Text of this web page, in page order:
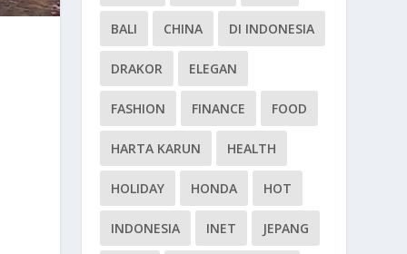
BALI CHINA DI INDONESIA
DRAKOR ELEGAN
FASHION FINANCE FOOD
HARTA KARUN HEALTH
HOLIDAY HONDA HOT
INDONESIA INET JEPANG